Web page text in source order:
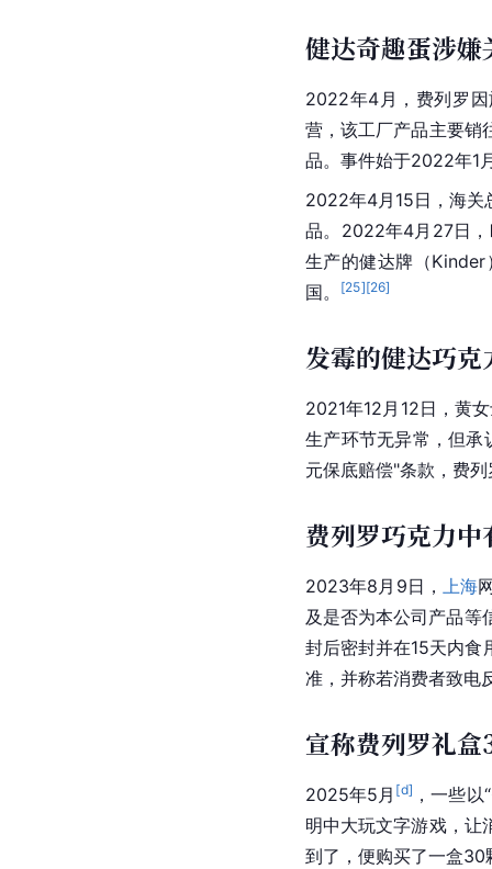
健达奇趣蛋涉
2022年4月，费列罗
营，该工厂产品主要销
品。事件始于2022年1
2022年4月15日，海关
品。2022年4月27日，
生产的健达牌（Kinder
国。
[25][26]
发霉的健达巧克
2021年12月12日，黄
生产环节无异常，但承
元保底赔偿"条款，费
费列罗巧克力中
2023年8月9日，上海
及是否为本公司产品
封后密封并在15天内食
准，并称若消费者致电
宣称费列罗礼
2025年5月 [d] ，一些
明中大玩文字游戏，让
到了，便购买了一盒30